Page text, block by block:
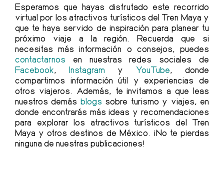
Esperamos que hayas disfrutado este recorrido
virtual por losatractivos turísticos del Tren Maya y
que te haya servido de inspiración para planear tu
próximo viaje a la región. Recuerda que si
necesitas más información o consejos, puedes
contactarnos en nuestras redes sociales de
Facebook, Instagram y YouTube, donde
compartimos información útil y experiencias de
otros viajeros. Además, te invitamos a que leas
nuestros demás blogs sobre turismo y viajes, en
donde encontrarás más ideas y recomendaciones
para explorar los atractivos turísticos del Tren
Maya y otros destinos de México. ¡No te pierdas
ninguna de nuestras publicaciones!